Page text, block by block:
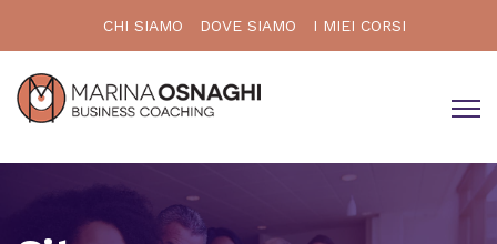
CHI SIAMO DOVE SIAMO I MIEI CORSI